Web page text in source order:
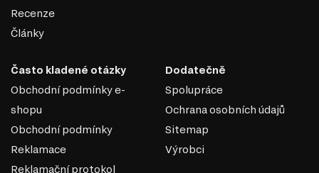
Recenze
Články
Často kladené otázky
Obchodní podmínky e-
shopu
Obchodní podmínky
Reklamace
Reklamační protokol
Dodatečně
Spolupráce
Ochrana osobních údajů
Sitemap
Výrobci